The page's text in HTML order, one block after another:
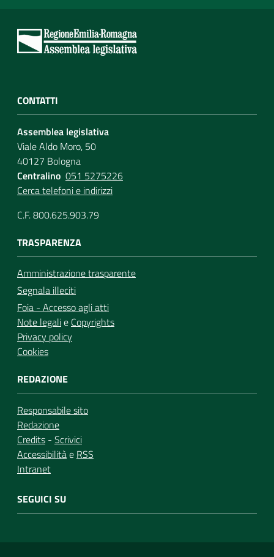
CONTATTI
Assemblea legislativa
Viale Aldo Moro, 50
40127 Bologna
Centralino 051 5275226
Cerca telefoni e indirizzi
C.F. 800.625.903.79
TRASPARENZA
Amministrazione trasparente
Segnala illeciti
Foia - Accesso agli atti
Note legalie Copyrights
Privacy policy
Cookies
REDAZIONE
Responsabile sito
Redazione
Credits - Scrivici
Accessibilitàe RSS
Intranet
SEGUICI SU